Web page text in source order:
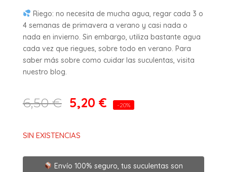
Riego: no necesita de mucha agua, regar cada 3 o
4 semanas de primavera a verano y casi nada o
nada en invierno. Sin embargo, utiliza bastante agua
cada vez que riegues, sobre todo en verano. Para
saber más sobre como cuidar las suculentas, visita
nuestro blog.
6,50€ 5,20 € -20%
SIN EXISTENCIAS
Envío 100% seguro, tus suculentas son